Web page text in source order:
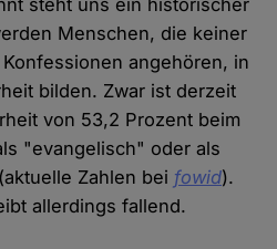
steht uns ein historischer
Menschen, die keiner
angehören, in
bilden. Zwar ist derzeit
von 53,2 Prozent beim
"evangelisch" oder als
Zahlen bei fowid).
allerdings fallend.